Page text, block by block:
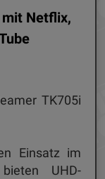
mit Netflix,
TK705i
Einsatz im
UHD-